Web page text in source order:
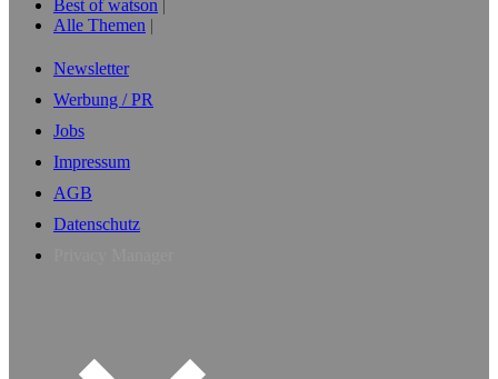
Best of watson
Alle Themen
Newsletter
Werbung / PR
Jobs
Impressum
AGB
Datenschutz